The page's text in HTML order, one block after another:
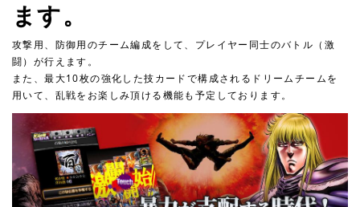
ます。
攻撃用、防御用のチーム編成をして、プレイヤー同士のバトル（激
闘）が行えます。
また、最大10枚の強化した技カードで構成されるドリームチームを
用いて、乱戦をお楽しみ頂ける機能も予定しております。